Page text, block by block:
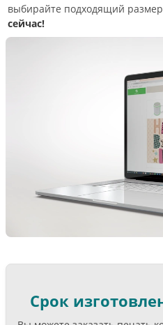
выбирайте подходящий
сейчас!
Срок